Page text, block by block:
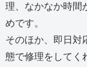
理、なかなか時間
めです。
そのほか、即日対
態で修理をしてく